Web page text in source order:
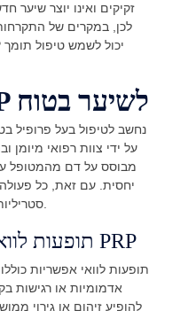
זקיקים ואינו יוצר שיער
לכן, במקרים של
האם טיפול PRP לשיער בטוח
על ידי צוות רפואי מיומן
מבוסס על דם מהמטופל
יחסית. עם זאת, כל
סטריליות, אבחון נכון והסבר ברור למטופל.
תופעות לוואי אפשריות של טיפול PRP
תופעות לוואי אפשריות
אדמומיות או רגישות
להופיע זיהום או גירוי